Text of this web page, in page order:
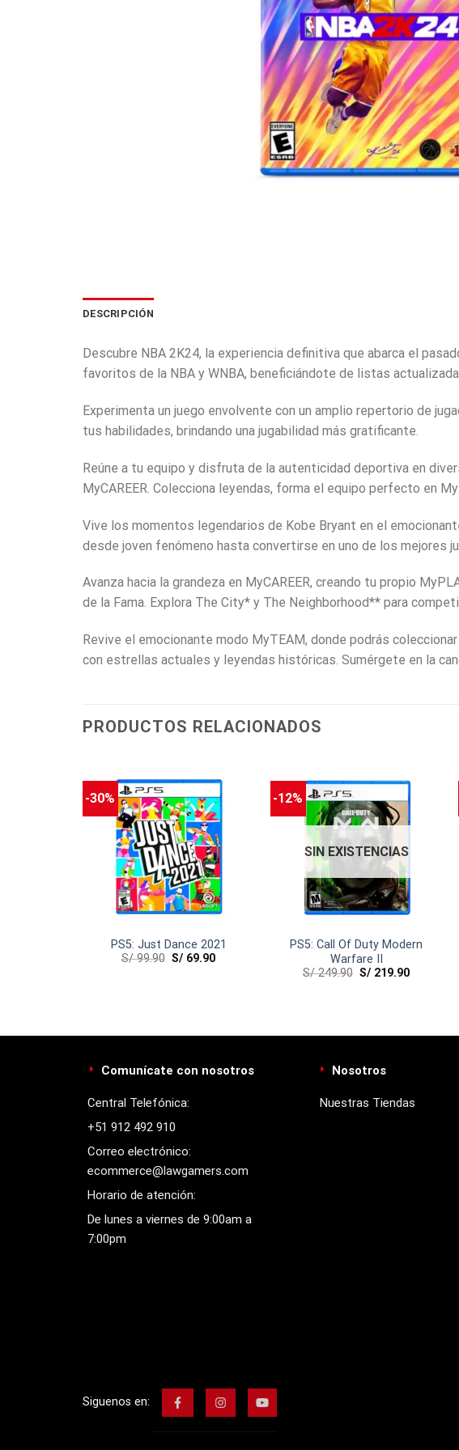
DESCRIPCIÓN
Descubre NBA 2K24, la experiencia definitiva que abarca el
favoritos de la NBA y WNBA, beneficiándote de listas
Experimenta un juego envolvente con un amplio repertorio de
tus habilidades, brindando una jugabilidad más gratificante.
Reúne a tu equipo y disfruta de la autenticidad deportiva en
MyCAREER. Colecciona leyendas, forma el equipo perfecto en
Vive los momentos legendarios de Kobe Bryant en el
desde joven fenómeno hasta convertirse en uno de los mejores
Avanza hacia la grandeza en MyCAREER, creando tu propio
de la Fama. Explora The City* y The Neighborhood** para
Revive el emocionante modo MyTEAM, donde podrás
con estrellas actuales y leyendas históricas. Sumérgete en la
PRODUCTOS RELACIONADOS
-30%
PS5: Just Dance 2021
S/99.90 S/ 69.90
-12%
SIN EXISTENCIAS
PS5: Call Of Duty Modern
Warfare II
S/249.90 S/ 219.90
Comunícate con nosotros
Central Telefónica:
+51 912 492 910
Correo electrónico:
ecommerce@lawgamers.com
Horario de atención:
De lunes a viernes de 9:00am a
7:00pm
Nosotros
Nuestras Tiendas
Siguenos en: